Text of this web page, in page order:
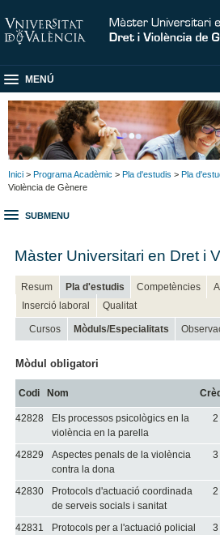
MENÚ
Inici > Programa Acadèmic > Pla d'estudis > Pla
Violència de Gènere
SUBMENU
Màster Universitari en Dret i
Resum Pla d'estudis Competències
Inserció laboral
Qualitat
Cursos Mòduls/Especialitats
Mòdul obligatori
Codi Nom
42828
Els processos psicològics en la
violència en la parella
2
42829
Aspectes penals de la violència
contra la dona
3
42830
Protocols d'actuació coordinada
de serveis socials i sanitat
2
42831
Protocols per a l'actuació policial
3